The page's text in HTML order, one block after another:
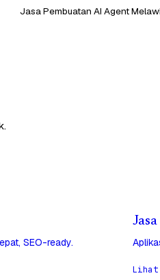
Jasa Pembuatan AI Agent Melawi
SEO-ready.
Lihat